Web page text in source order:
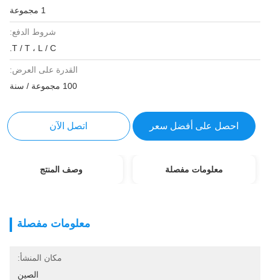
شروط الدفع:
T / T ، L / C.
القدرة على العرض:
100 مجموعة / سنة
احصل على أفضل سعر اتصل الآن
معلومات مفصلة وصف المنتج
معلومات مفصلة
مكان المنشأ:
الصين